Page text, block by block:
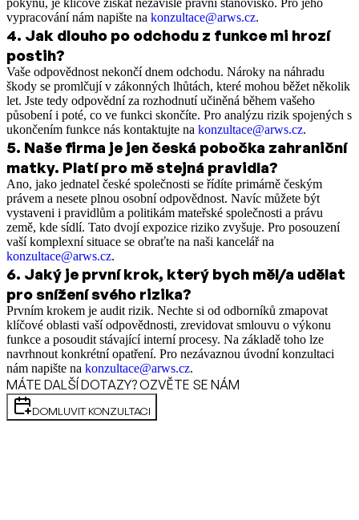
vypracování nám napište na konzultace@arws.cz.
4. Jak dlouho po odchodu z funkce mi hrozí
postih?
Vaše odpovědnost nekončí dnem odchodu. Nároky na náhradu
škody se promlčují v zákonných lhůtách, které mohou běžet několik
let. Jste tedy odpovědní za rozhodnutí učiněná během vašeho
působení i poté, co ve funkci skončíte. Pro analýzu rizik spojených s
ukončením funkce nás kontaktujte na konzultace@arws.cz.
5. Naše firma je jen česká pobočka zahraniční
matky. Platí pro mě stejná pravidla?
Ano, jako jednatel české společnosti se řídíte primárně českým
právem a nesete plnou osobní odpovědnost. Navíc můžete být
vystaveni i pravidlům a politikám mateřské společnosti a právu
země, kde sídlí. Tato dvojí expozice riziko zvyšuje. Pro posouzení
vaší komplexní situace se obraťte na naši kancelář na
konzultace@arws.cz.
6. Jaký je první krok, který bych měl/a udělat
pro snížení svého rizika?
Prvním krokem je audit rizik. Nechte si od odborníků zmapovat
klíčové oblasti vaší odpovědnosti, zrevidovat smlouvu o výkonu
funkce a posoudit stávající interní procesy. Na základě toho lze
navrhnout konkrétní opatření. Pro nezávaznou úvodní konzultaci
nám napište na konzultace@arws.cz.
MÁTE DALŠÍ DOTAZY? OZVĚTE SE NÁM
DOMLUVIT KONZULTACI